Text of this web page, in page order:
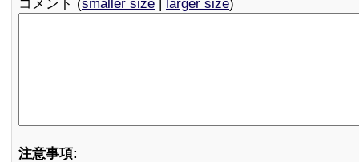
コメント (smaller size | larger size)
注意事項: